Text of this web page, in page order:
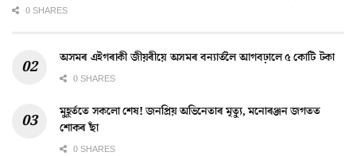
0 SHARES
অসমৰ এইগৰাকী জীয়ৰীয়ে অসমৰ বন্যাৰ্তলৈ আগবঢ়ালে ৫ কোটি টকা
0 SHARES
মুহূৰ্ততে সকলো শেষ! জনপ্ৰিয় অভিনেতাৰ মৃত্যু, মনোৰঞ্জন জগতত
শোকৰ ছাঁ
0 SHARES